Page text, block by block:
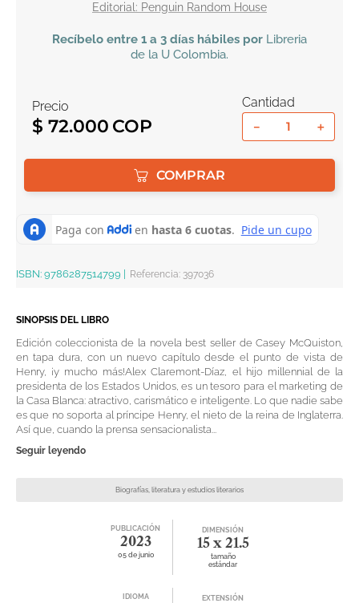
Penguin Random House
Recíbelo entre 1 a 3 días hábiles por Libreria
de la U Colombia.
Precio
$ 72.000
Cantidad
＋
－
COMPRAR
ISBN: 9786287514799 Referencia: 397036
SINOPSIS DEL LIBRO
Edición coleccionista de la novela best seller de Casey McQuiston,
en tapa dura, con un nuevo capítulo desde el punto de vista de
Henry, ¡y mucho más!Alex Claremont-Díaz, el hijo millennial de la
presidenta de los Estados Unidos, es un tesoro para el marketing de
la Casa Blanca: atractivo, carismático e inteligente. Lo que nadie sabe
es que no soporta al príncipe Henry, el nieto de la reina de Inglaterra.
Así que, cuando la prensa sensacionalista...
Seguir leyendo
Biografías, literatura y estudios literarios
PUBLICACIÓN
2023
05 de junio
DIMENSIÓN
15 x 21.5
tamaño
estándar
IDIOMA EXTENSIÓN